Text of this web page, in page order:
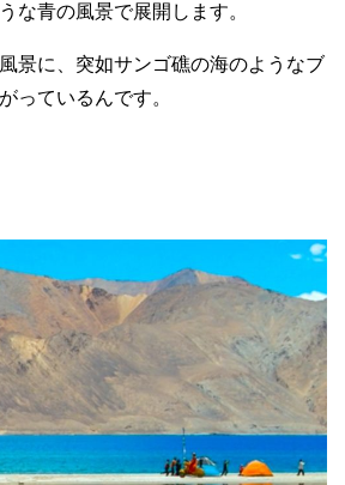
な青の風景で展開します。
景に、突如サンゴ礁の海のようなブ
っているんです。